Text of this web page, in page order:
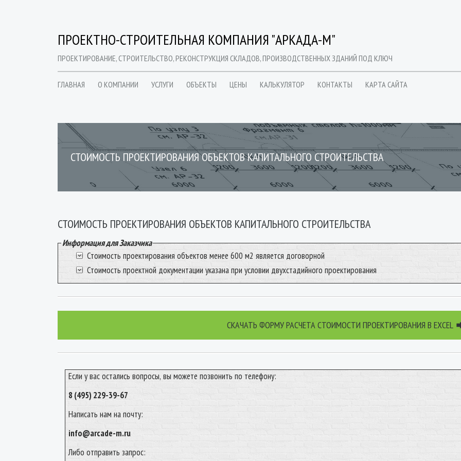
ПРОЕКТНО-СТРОИТЕЛЬНАЯ КОМПАНИЯ "АРКАДА-М"
ПРОЕКТИРОВАНИЕ, СТРОИТЕЛЬСТВО, РЕКОНСТРУКЦИЯ СКЛАДОВ, ПРОИЗВОДСТВЕННЫХ ЗДАНИЙ ПОД КЛЮЧ
ГЛАВНАЯ О КОМПАНИИ УСЛУГИ ОБЪЕКТЫ ЦЕНЫ КАЛЬКУЛЯТОР КОНТАКТЫ КАРТА САЙТА
СТОИМОСТЬ ПРОЕКТИРОВАНИЯ ОБЪЕКТОВ КАПИТАЛЬНОГО СТРОИТЕЛЬСТВА
СТОИМОСТЬ ПРОЕКТИРОВАНИЯ ОБЪЕКТОВ КАПИТАЛЬНОГО СТРОИТЕЛЬСТВА
Информация для Заказчика
Стоимость проектирования объектов менее 600 м2 является договорной
Стоимость проектной документации указана при условии двухстадийного проектирования
СКАЧАТЬ ФОРМУ РАСЧЕТА СТОИМОСТИ ПРОЕКТИРОВАНИЯ В EXCEL
Если у вас остались вопросы, вы можете позвонить по телефону:
8 (495) 229-39-67
Написать нам на почту:
info@arcade-m.ru
Либо отправить запрос: